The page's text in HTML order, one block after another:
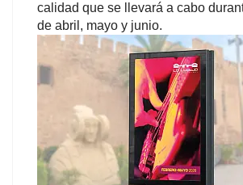
calidad que se llevará a cabo
de abril, mayo y junio.